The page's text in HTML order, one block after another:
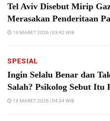
Tel Aviv Disebut Mirip
Merasakan Penderitaan
19 MARET 2026 | 03:42 WIB
SPESIAL
Ingin Selalu Benar dan
Salah? Psikolog Sebut Itu
18 MARET 2026 | 04:34 WIB